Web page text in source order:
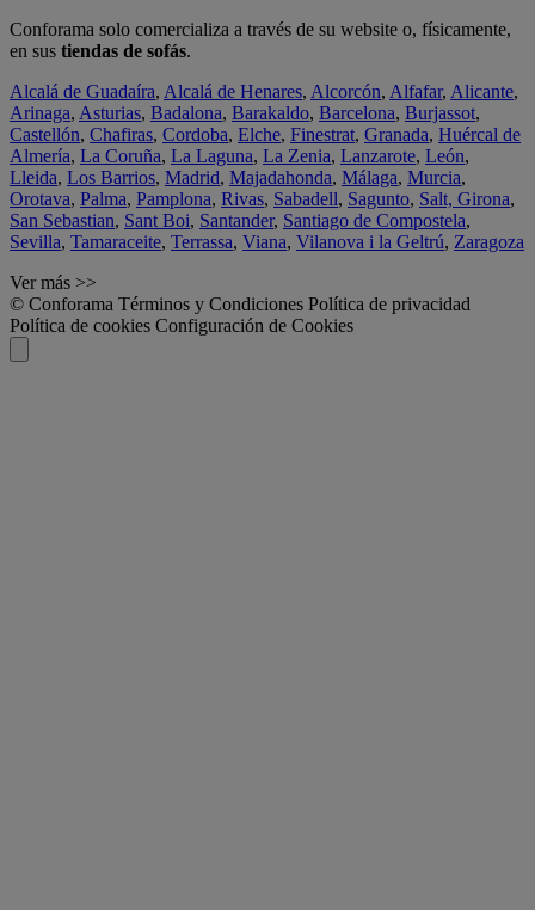
Conforama solo comercializa a través de su website o, físicamente,
en sus tiendas de sofás.
Alcalá de Guadaíra, Alcalá de Henares, Alcorcón, Alfafar, Alicante,
Arinaga, Asturias, Badalona, Barakaldo, Barcelona, Burjassot,
Castellón, Chafiras, Cordoba, Elche, Finestrat, Granada, Huércal de
Almería, La Coruña, La Laguna, La Zenia, Lanzarote, León,
Lleida, Los Barrios, Madrid, Majadahonda, Málaga, Murcia,
Orotava, Palma, Pamplona, Rivas, Sabadell, Sagunto, Salt, Girona,
San Sebastian, Sant Boi, Santander, Santiago de Compostela,
Sevilla, Tamaraceite, Terrassa, Viana, Vilanova i la Geltrú, Zaragoza
Ver más >>
© Conforama Términos y Condiciones Política de privacidad
Política de cookies Configuración de Cookies